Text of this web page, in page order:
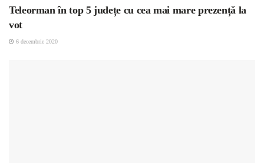
Teleorman în top 5 județe cu cea mai mare prezență la
vot
6 decembrie 2020